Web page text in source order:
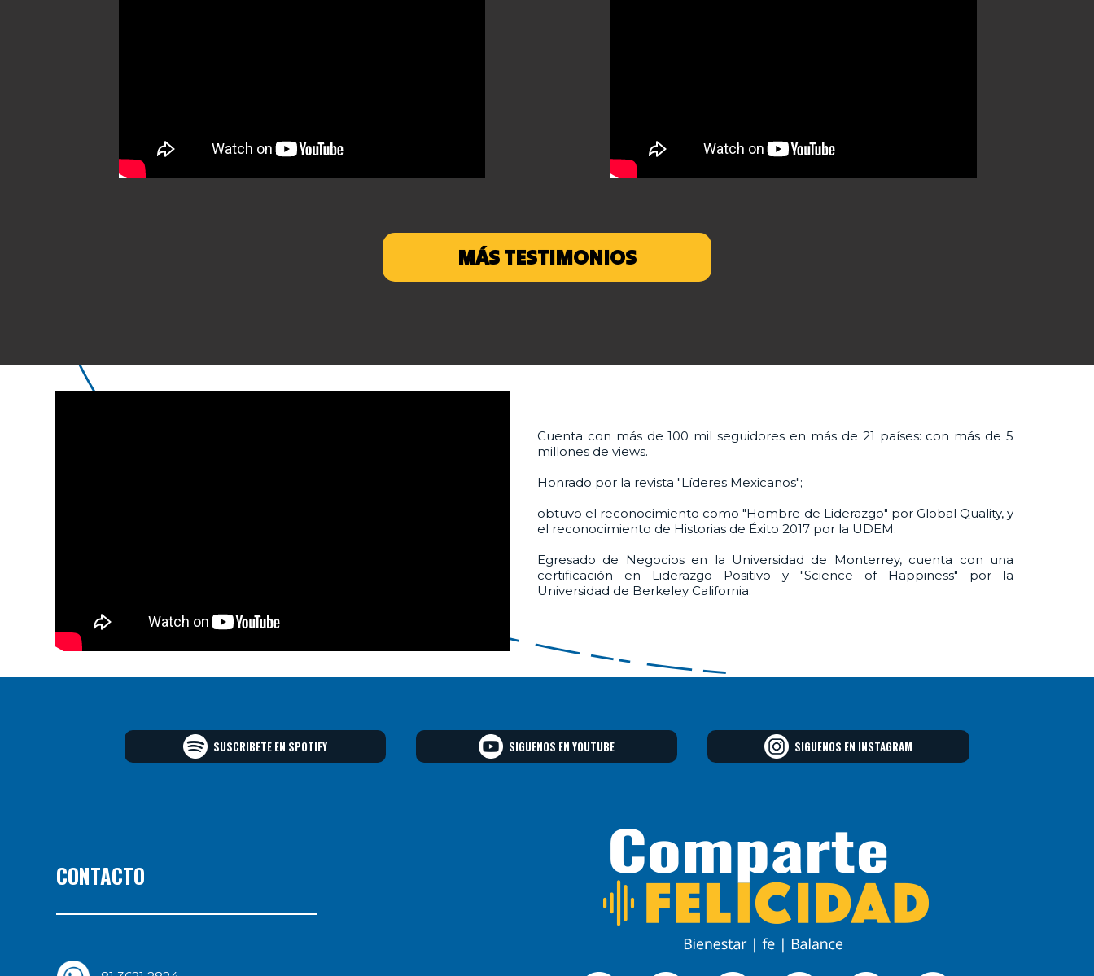
MÁS TESTIMONIOS
Cuenta con más de 100 mil seguidores en más de 21 países: con más de 5
millones de views.
Honrado por la revista "Líderes Mexicanos";
obtuvo el reconocimiento como "Hombre de Liderazgo" por Global Quality, y
el reconocimiento de Historias de Éxito 2017 por la UDEM.
Egresado de Negocios en la Universidad de Monterrey, cuenta con una
certificación en Liderazgo Positivo y "Science of Happiness" por la
Universidad de Berkeley California.
SUSCRIBETE EN SPOTIFY SIGUENOS EN YOUTUBE SIGUENOS EN INSTAGRAM
CONTACTO